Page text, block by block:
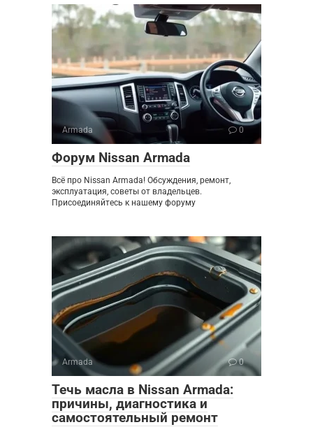
Armada 0
Форум Nissan Armada
Всё про Nissan Armada! Обсуждения, ремонт,
эксплуатация, советы от владельцев.
Присоединяйтесь к нашему форуму
Armada 0
Течь масла в Nissan Armada:
причины, диагностика и
самостоятельный ремонт